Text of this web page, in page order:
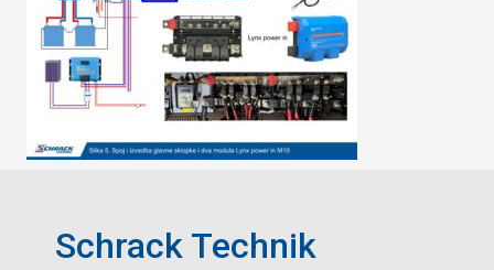
Schrack Technik